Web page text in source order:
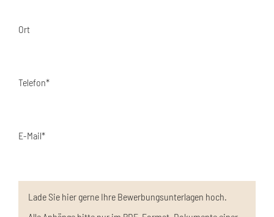
Ort
Telefon*
E-Mail*
Lade Sie hier gerne Ihre Bewerbungsunterlagen hoch.